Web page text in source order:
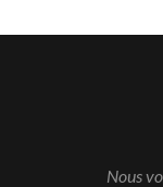
Nous